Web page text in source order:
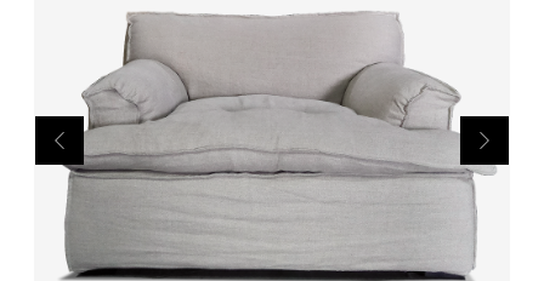
ARCHITEKTURA WNĘTRZ
REALIZACJE
AKTUALNOŚCI
PL